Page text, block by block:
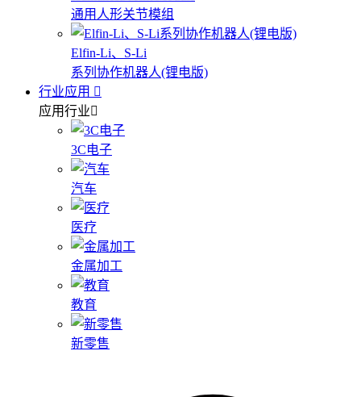
通用人形关节模组
Elfin-Li、S-Li
系列协作机器人(锂电版)
行业应用
应用行业
3C电子
汽车
医疗
金属加工
教育
新零售